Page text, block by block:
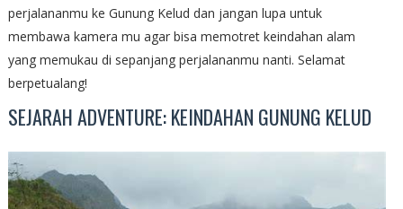
perjalananmu ke Gunung Kelud dan jangan lupa untuk
membawa kamera mu agar bisa memotret keindahan alam
yang memukau di sepanjang perjalananmu nanti. Selamat
berpetualang!
SEJARAH ADVENTURE: KEINDAHAN GUNUNG KELUD